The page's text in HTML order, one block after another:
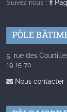
Suivez nous :
PÔLE
5, rue des
19 15 70
Nous contacter